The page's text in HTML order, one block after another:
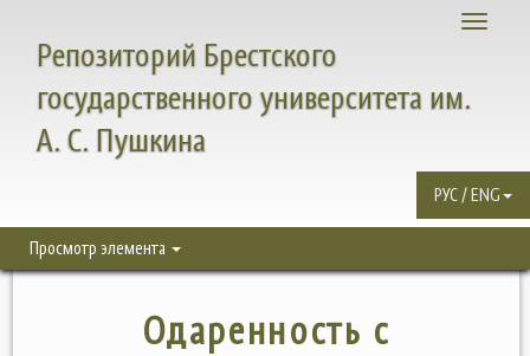
Toggle
Репозиторий Брестского
государственного университета им.
А. С. Пушкина
РУС / ENG
Просмотр элемента
Одаренность с